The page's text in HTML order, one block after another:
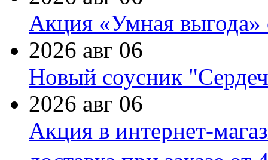
Акция «Умная выгода»
2026 авг 06
Новый соусник
2026 авг 06
Акция в интернет-